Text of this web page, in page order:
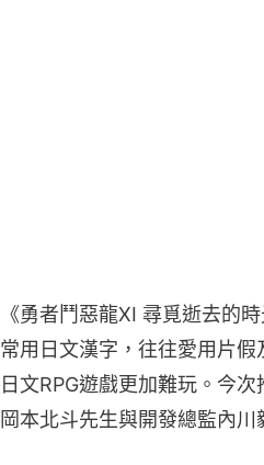
《勇者鬥惡龍XI 尋覓逝去的
常用日文漢字，往往愛用片
日文RPG遊戲更加難玩。今
岡本北斗先生與開發總監內